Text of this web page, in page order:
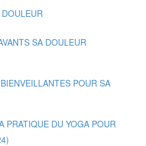
SA DOULEUR
POUR SA
PRATIQUE DU YOGA POUR